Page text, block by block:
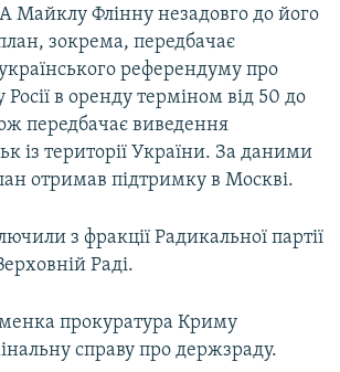
Майклу Флінну незадовго до його
зокрема, передбачає
референдуму про
в оренду терміном від 50 до
передбачає виведення
із території України. За даними
отримав підтримку в Москві.
з фракції Радикальної партії
Раді.
прокуратура Криму
справу про держзраду.